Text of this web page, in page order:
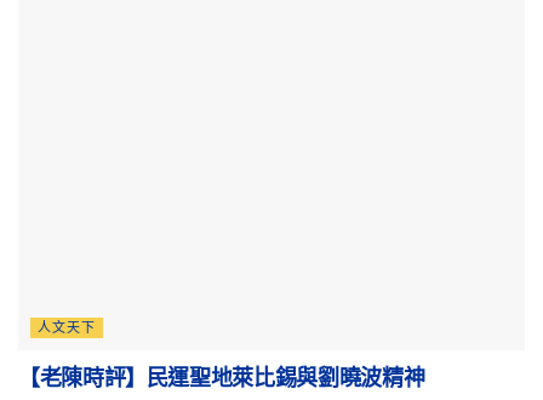
人文天下
【老陳時評】民運聖地萊比錫與劉曉波精神